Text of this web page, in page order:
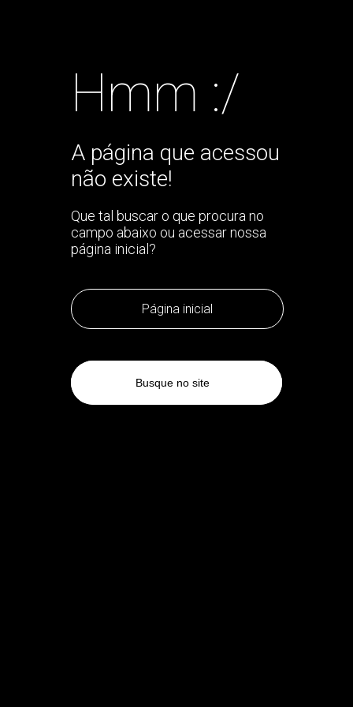
Hmm :/
A página que acessou
não existe!
Que tal buscar o que procura no
campo abaixo ou acessar nossa
página inicial?
Página inicial